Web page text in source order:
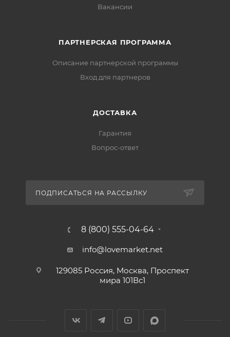
Вакансии
ПАРТНЕРСКАЯ ПРОГРАММА
Описание партнерской программы
Вход для партнеров
ДОСТАВКА
Гарантия
Вопрос-ответ
ПОДПИСАТЬСЯ НА РАССЫЛКУ
8 (800) 555-04-64
info@lovemarket.net
129085 Россия, Москва, Проспект
мира 101Вс1